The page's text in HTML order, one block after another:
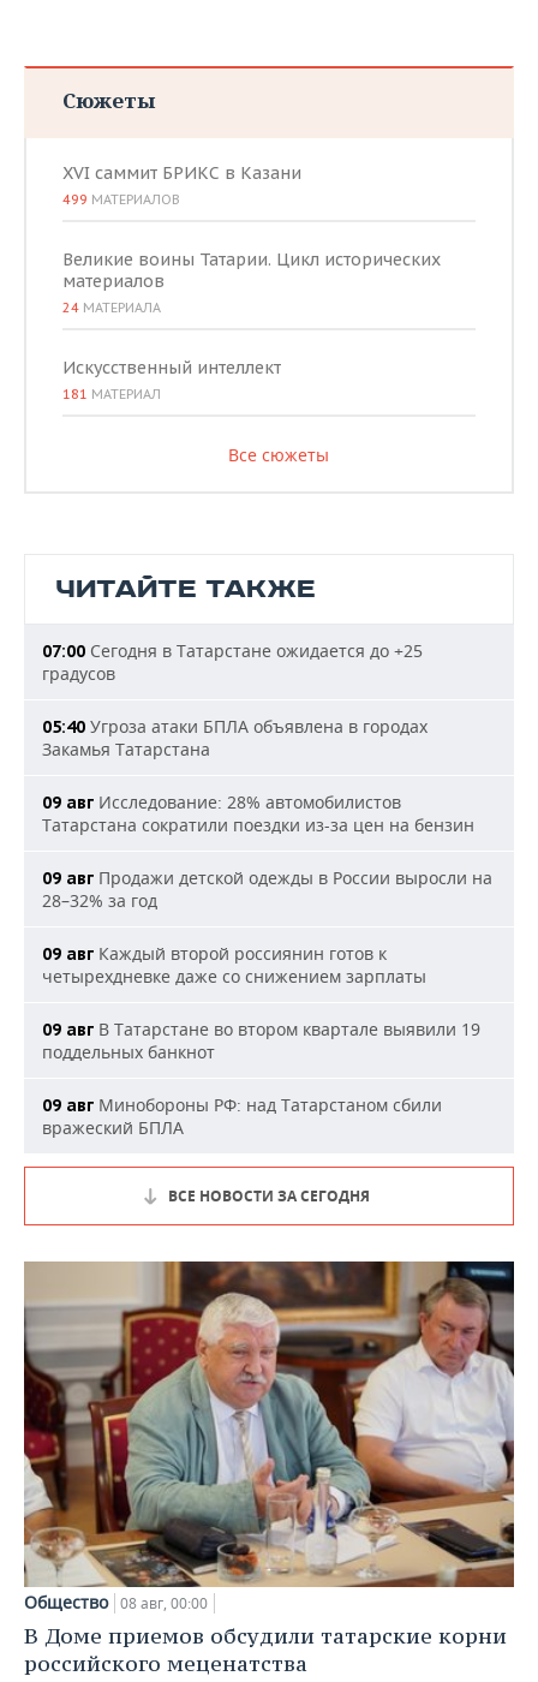
Сюжеты
XVI саммит БРИКС в Казани
499 МАТЕРИАЛОВ
Великие воины Татарии. Цикл исторических
материалов
24 МАТЕРИАЛА
Искусственный интеллект
181 МАТЕРИАЛ
Все сюжеты
ЧИТАЙТЕ ТАКЖЕ
07:00 Сегодня в Татарстане ожидается до +25
градусов
05:40 Угроза атаки БПЛА объявлена в городах
Закамья Татарстана
09 авг Исследование: 28% автомобилистов
Татарстана сократили поездки из-за цен на бензин
09 авг Продажи детской одежды в России выросли на
28–32% за год
09 авг Каждый второй россиянин готов к
четырехдневке даже со снижением зарплаты
09 авг В Татарстане во втором квартале выявили 19
поддельных банкнот
09 авг Минобороны РФ: над Татарстаном сбили
вражеский БПЛА
ВСЕ НОВОСТИ ЗА СЕГОДНЯ
Общество 08 авг, 00:00
В Доме приемов обсудили татарские корни
российского меценатства